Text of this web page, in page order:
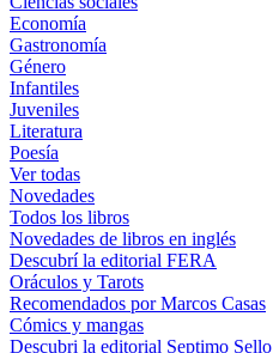
Economía
Gastronomía
Género
Infantiles
Juveniles
Literatura
Poesía
Ver todas
Novedades
Todos los libros
Novedades de libros en inglés
Descubrí la editorial FERA
Oráculos y Tarots
Recomendados por Marcos Casas
Cómics y mangas
Descubri la editorial Septimo Sello